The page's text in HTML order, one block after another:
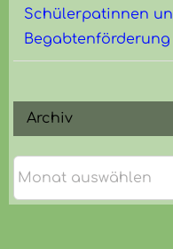
Schülerpatinnen
Begabtenförderung
Archiv
Archiv